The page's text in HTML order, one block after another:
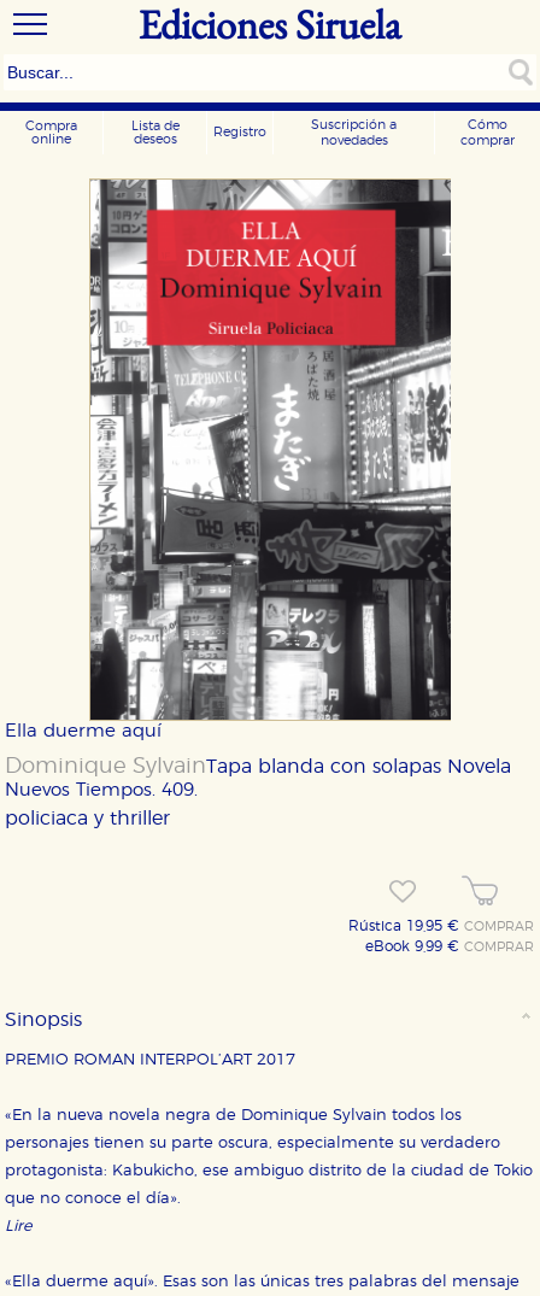
Ediciones Siruela
Compra
online
Lista de
deseos
Registro
Suscripción a
novedades
Cómo
comprar
Ella duerme aquí
Dominique Sylvain
Nuevos Tiempos. 409.
Tapa blanda con solapas Novela
policiaca y thriller
Rústica 19,95 €COMPRAR
eBook 9,99 €COMPRAR
Sinopsis
PREMIO ROMAN INTERPOL’ART 2017
«En la nueva novela negra de Dominique Sylvain todos los
personajes tienen su parte oscura, especialmente su verdadero
protagonista: Kabukicho, ese ambiguo distrito de la ciudad de Tokio
que no conoce el día».
Lire
«Ella duerme aquí». Esas son las únicas tres palabras del mensaje